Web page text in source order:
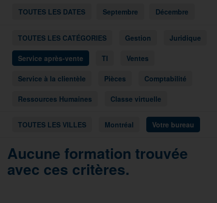
TOUTES LES DATES Septembre Décembre
TOUTES LES CATÉGORIES Gestion Juridique
Service après-vente TI Ventes
Service à la clientèle Pièces Comptabilité
Ressources Humaines Classe virtuelle
TOUTES LES VILLES Montréal Votre bureau
Aucune formation trouvée
avec ces critères.